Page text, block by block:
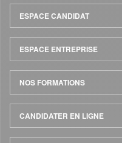
Menu
Pied
de
page
ESPACE CANDIDAT
ESPACE ENTREPRISE
NOS FORMATIONS
CANDIDATER EN LIGNE